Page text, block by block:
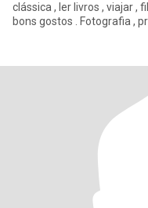
clássica , ler livros , viajar ,
bons gostos . Fotografia ,